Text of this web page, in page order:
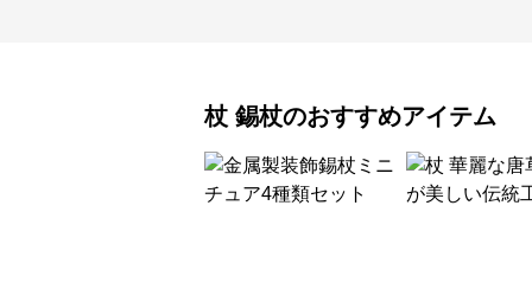
杖 錫杖のおすすめアイテム